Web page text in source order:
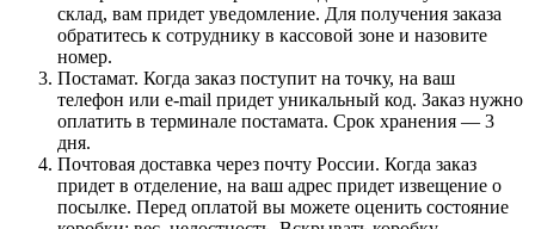
склад, вам придет уведомление. Для получения заказа
обратитесь к сотруднику в кассовой зоне и назовите
номер.
Постамат. Когда заказ поступит на точку, на ваш
телефон или e-mail придет уникальный код. Заказ нужно
оплатить в терминале постамата. Срок хранения — 3
дня.
Почтовая доставка через почту России. Когда заказ
придет в отделение, на ваш адрес придет извещение о
посылке. Перед оплатой вы можете оценить состояние